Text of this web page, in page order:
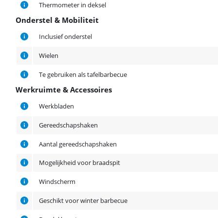
Thermometer in deksel
Onderstel & Mobiliteit
Onderstel & Mobiliteit
Inclusief onderstel
Wielen
Te gebruiken als tafelbarbecue
Werkruimte & Accessoires
Werkruimte & Accessoires
Werkbladen
Gereedschapshaken
Aantal gereedschapshaken
Mogelijkheid voor braadspit
Windscherm
Geschikt voor winter barbecue